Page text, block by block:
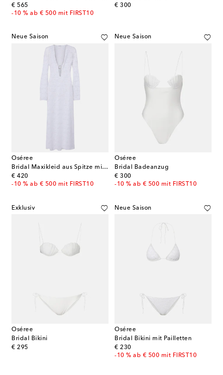
€ 565
original price
-10 % ab € 500 mit FIRST10
€ 300
original price
Neue Saison
Oséree
Bridal Maxikleid aus Spitze mit Kristallen
€ 420
original price
-10 % ab € 500 mit FIRST10
Neue Saison
Oséree
Bridal Badeanzug
€ 300
original price
-10 % ab € 500 mit FIRST10
Exklusiv
Oséree
Bridal Bikini
€ 295
original price
Neue Saison
Oséree
Bridal Bikini mit Pailletten
€ 230
original price
-10 % ab € 500 mit FIRST10